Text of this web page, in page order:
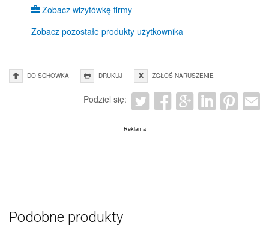
Zobacz wizytówkę firmy
Zobacz pozostałe produkty użytkownika
DO SCHOWKA DRUKUJ ZGŁOŚ NARUSZENIE
Podziel się:
Podobne produkty